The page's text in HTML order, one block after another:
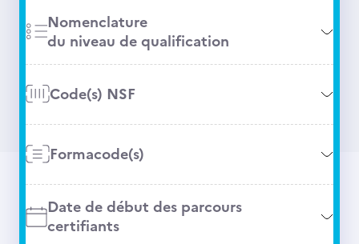
Nomenclature
du niveau de qualification
Code(s) NSF
Formacode(s)
Date de début des parcours
certifiants